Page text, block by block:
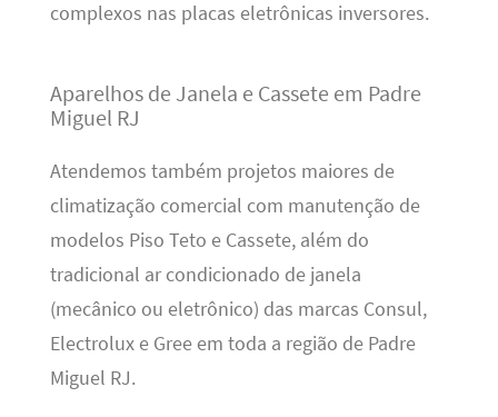
complexos nas placas eletrônicas inversores.
Aparelhos de Janela e Cassete em Padre
Miguel RJ
Atendemos também projetos maiores de
climatização comercial com manutenção de
modelos Piso Teto e Cassete, além do
tradicional ar condicionado de janela
(mecânico ou eletrônico) das marcas Consul,
Electrolux e Gree em toda a região de Padre
Miguel RJ.